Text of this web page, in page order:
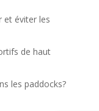
et éviter les
de haut
les paddocks?